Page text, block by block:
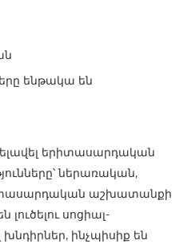
ենթակա են
երիտասարդական
ներառական,
աշխատանքի
լուծելու սոցիալ-
ինչպիսիք են